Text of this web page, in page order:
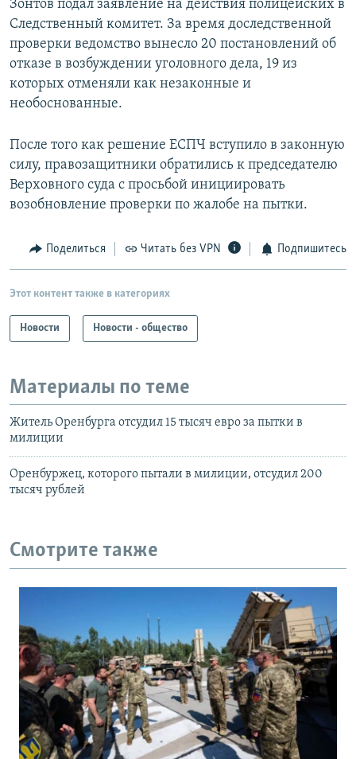
Зонтов подал заявление на действия полицейских в
Следственный комитет. За время доследственной
проверки ведомство вынесло 20 постановлений об
отказе в возбуждении уголовного дела, 19 из
которых отменяли как незаконные и
необоснованные.
После того как решение ЕСПЧ вступило в законную
силу, правозащитники обратились к председателю
Верховного суда с просьбой инициировать
возобновление проверки по жалобе на пытки.
Поделиться Читать без VPN Подпишитесь
Этот контент также в категориях
Новости Новости - общество
Материалы по теме
Житель Оренбурга отсудил 15 тысяч евро за пытки в
милиции
Оренбуржец, которого пытали в милиции, отсудил 200
тысяч рублей
Смотрите также